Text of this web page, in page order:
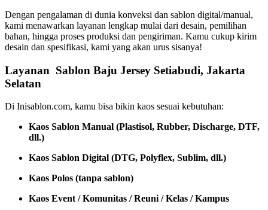
Dengan pengalaman di dunia konveksi dan sablon digital/manual,
kami menawarkan layanan lengkap mulai dari desain, pemilihan
bahan, hingga proses produksi dan pengiriman. Kamu cukup kirim
desain dan spesifikasi, kami yang akan urus sisanya!
Layanan Sablon Baju Jersey Setiabudi, Jakarta
Selatan
Di Inisablon.com, kamu bisa bikin kaos sesuai kebutuhan:
Kaos Sablon Manual (Plastisol, Rubber, Discharge, DTF,
dll.)
Kaos Sablon Digital (DTG, Polyflex, Sublim, dll.)
Kaos Polos (tanpa sablon)
Kaos Event / Komunitas / Reuni / Kelas / Kampus